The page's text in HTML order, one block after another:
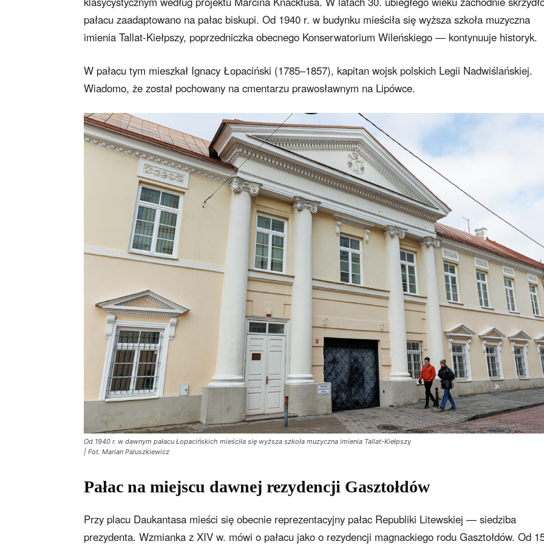
pałacu zaadaptowano na pałac biskupi. Od 1940 r. w budynku mieściła się wyższa szkoła muzyczna
imienia Tallat-Kiełpszy, poprzedniczka obecnego Konserwatorium Wileńskiego — kontynuuje historyk.
W pałacu tym mieszkał Ignacy Łopaciński (1785–1857), kapitan wojsk polskich Legii Nadwiślańskiej.
Wiadomo, że został pochowany na cmentarzu prawosławnym na Lipówce.
Od 1940 r. w dawnym pałacu Łopacińskich mieściła się wyższa szkoła muzyczna imienia Tallat-Kiełpszy
| Fot. Marian Paluszkiewicz
Pałac na miejscu dawnej rezydencji Gasztołdów
Przy placu Daukantasa mieści się obecnie reprezentacyjny pałac Republiki Litewskiej — siedziba
prezydenta. Wzmianka z XIV w. mówi o pałacu jako o rezydencji magnackiego rodu Gasztołdów. Od